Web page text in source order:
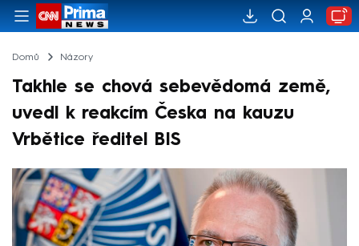
Domů Názory
Takhle se chová sebevědomá země,
uvedl k reakcím Česka na kauzu
Vrbětice ředitel BIS